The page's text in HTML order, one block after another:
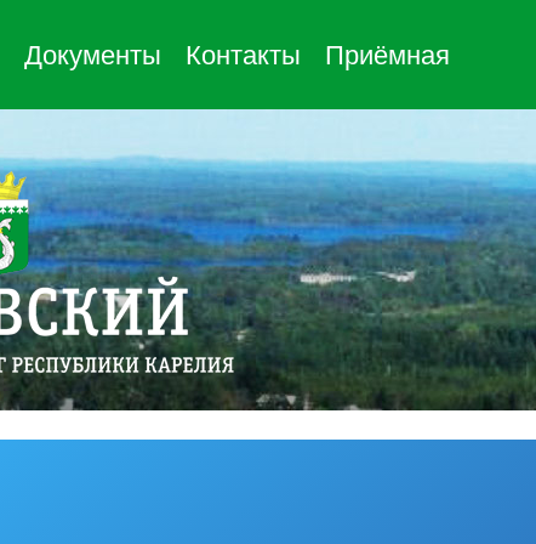
Документы Контакты Приёмная